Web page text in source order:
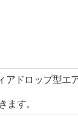
ドロップ型エ
す。